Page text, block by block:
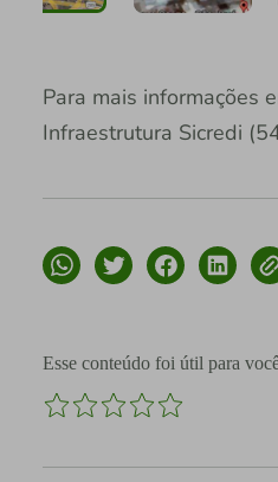
Para mais informações
Infraestrutura Sicredi
Esse conteúdo foi útil para